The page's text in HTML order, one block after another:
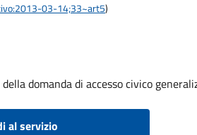
03-14;33~art5)
domanda di accesso civico
al servizio